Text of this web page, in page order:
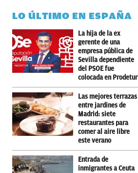
LO ÚLTIMO EN ESPAÑA
La hija de la ex
gerente de una
empresa pública de
Sevilla dependiente
del PSOE fue
colocada en Prodetur
Las mejores terrazas
entre jardines de
Madrid: siete
restaurantes para
comer al aire libre
este verano
Entrada de
inmigrantes a Ceuta